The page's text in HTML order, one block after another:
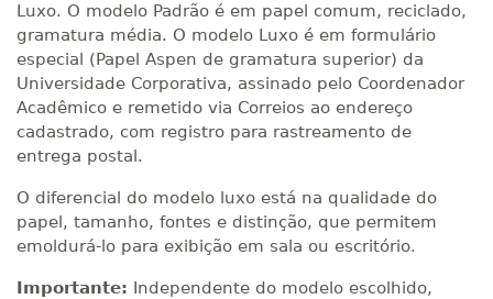
Luxo. O modelo Padrão é em papel comum, reciclado,
gramatura média. O modelo Luxo é em formulário
especial (Papel Aspen de gramatura superior) da
Universidade Corporativa, assinado pelo Coordenador
Acadêmico e remetido via Correios ao endereço
cadastrado, com registro para rastreamento de
entrega postal.
O diferencial do modelo luxo está na qualidade do
papel, tamanho, fontes e distinção, que permitem
emoldurá-lo para exibição em sala ou escritório.
Importante: Independente do modelo escolhido,